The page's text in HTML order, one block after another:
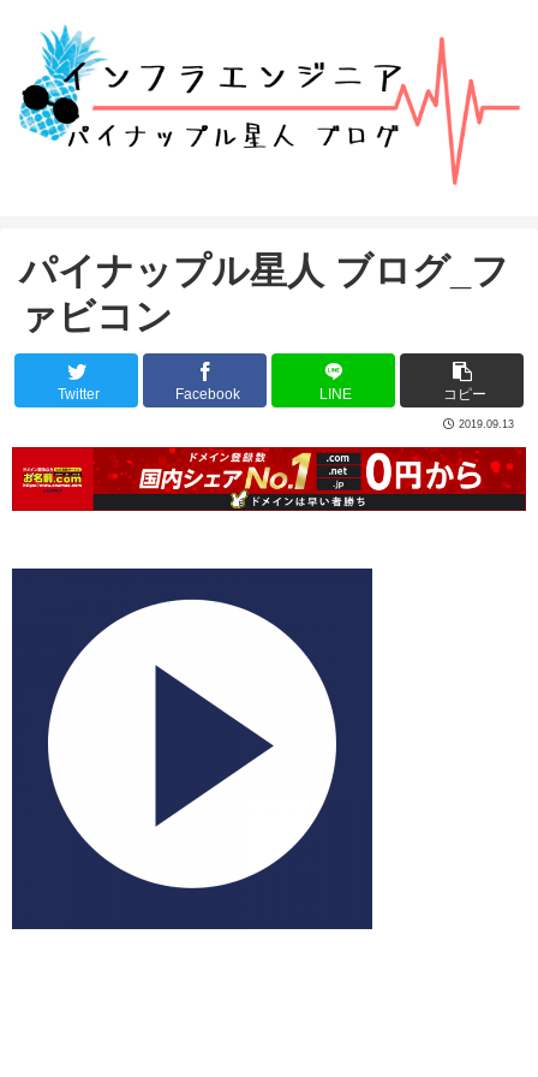
パイナップル星人 ブログ_フ
ァビコン
Twitter Facebook LINE コピー
2019.09.13